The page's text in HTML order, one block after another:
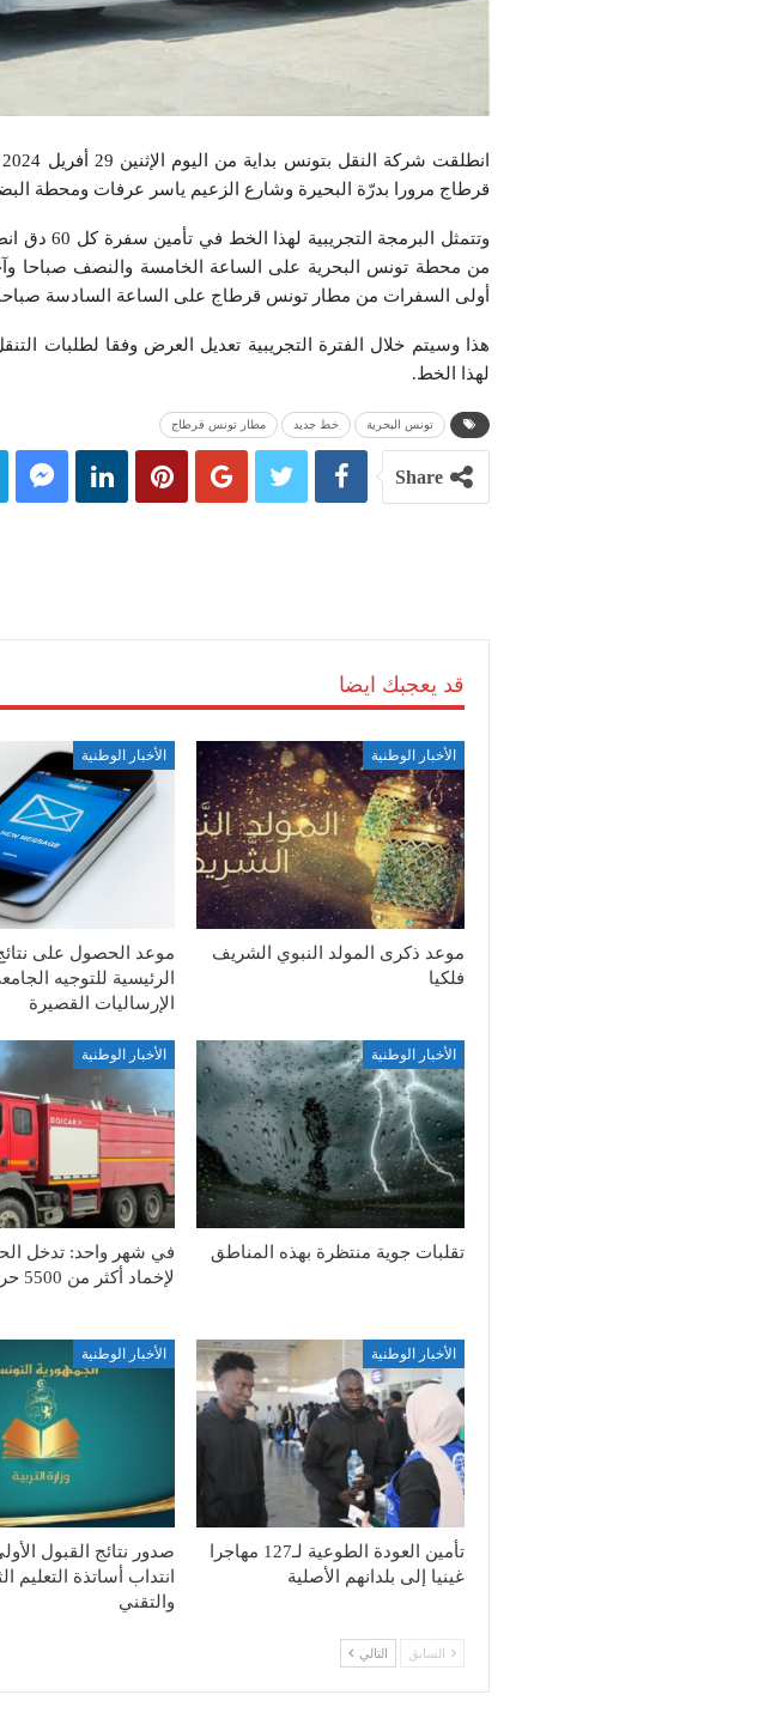
قرطاج مرورا بدرّة البحيرة وشارع الزعيم ياسر عرفات ومحطة
وتتمثل
من محطة تونس البحرية على الساعة الخامسة والنصف صباحا
أولى السفرات من مطار تونس قرطاج على الساعة السادسة صباحا
هذا وسيتم خلال الفترة التجريبية تعديل العرض وفقا لطلبات
لهذا الخط.
تونس البحرية خط جديد مطار تونس قرطاج
Share
قد يعجبك ايضا
الأخبار الوطنية
موعد ذكرى المولد النبوي الشريف
فلكيا
الأخبار الوطنية
موعد الحصول على
الرئيسية للتوجيه
الإرساليات القصيرة
الأخبار الوطنية
تقلبات جوية منتظرة بهذه المناطق
الأخبار الوطنية
في شهر واحد: تدخل
لإخماد أكثر من 5500 حريق
الأخبار الوطنية
تأمين العودة الطوعية لـ127 مهاجرا
غينيا إلى بلدانهم الأصلية
الأخبار الوطنية
صدور نتائج القبول
انتداب أساتذة التعليم
والتقني
السابق التالي